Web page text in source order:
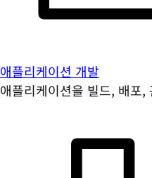
애플리케이션 개발
애플리케이션을 빌드, 배포